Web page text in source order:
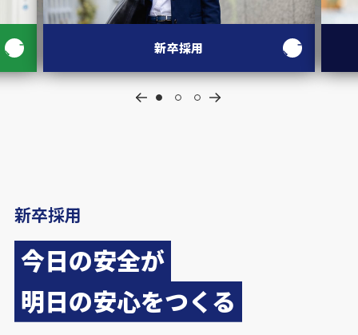
企業情報
新卒採用
新卒採用
今日の安全が
明日の安心をつくる